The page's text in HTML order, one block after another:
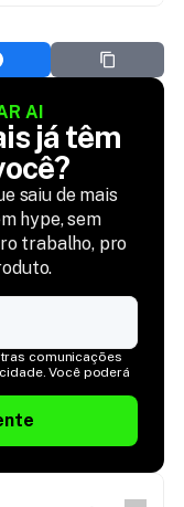
AI
saiu de mais
hype, sem
trabalho, pro
comunicações
Você poderá